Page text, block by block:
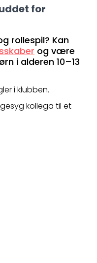
for
rollespil? Kan
og være
i alderen 10–13
i klubben.
kollega til et